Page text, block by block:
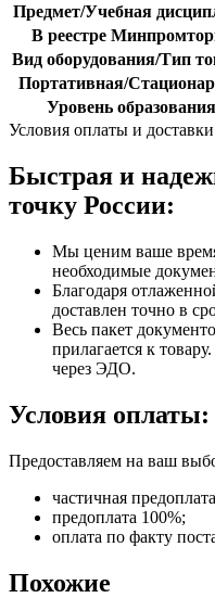
Предмет/Учебная
В реестре
Вид оборудования/Тип
Портативная/
Уровень образования
Условия оплаты и доставки
Быстрая и
точку России:
Мы ценим ваше
необходимые
Благодаря
доставлен точно в
Весь пакет
прилагается к
через ЭДО.
Условия оплаты:
Предоставляем на ваш
частичная
предоплата 100%;
оплата по факту
Похожие